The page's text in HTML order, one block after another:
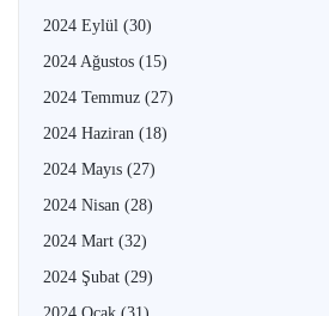
2024 Eylül (30)
2024 Ağustos (15)
2024 Temmuz (27)
2024 Haziran (18)
2024 Mayıs (27)
2024 Nisan (28)
2024 Mart (32)
2024 Şubat (29)